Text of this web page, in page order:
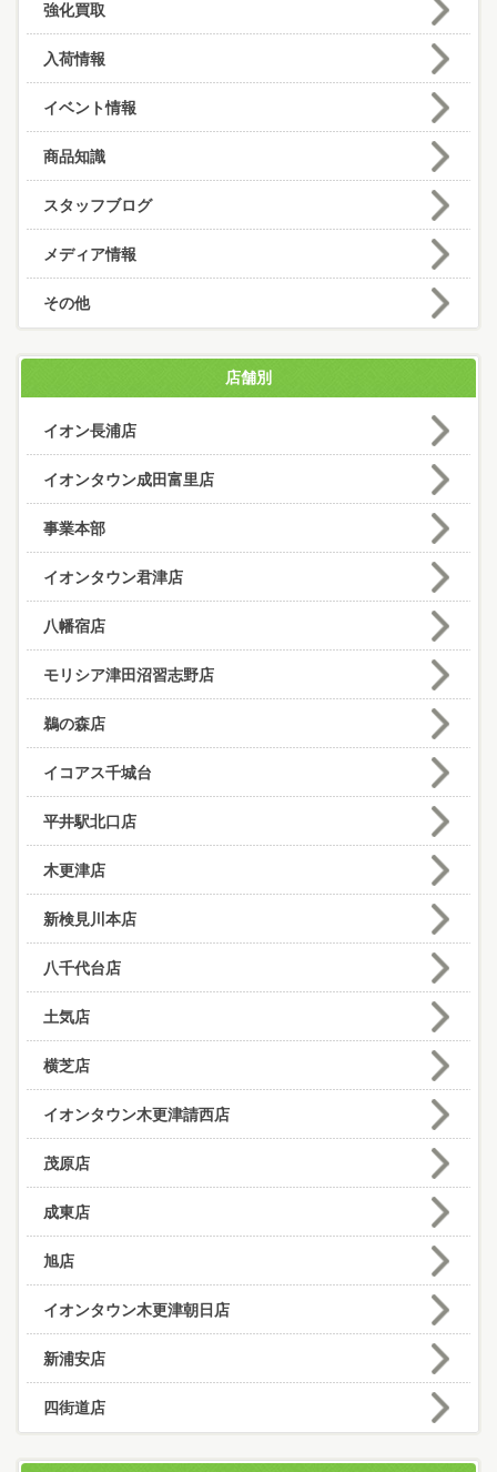
強化買取
入荷情報
イベント情報
商品知識
スタッフブログ
メディア情報
その他
店舗別
イオン長浦店
イオンタウン成田富里店
事業本部
イオンタウン君津店
八幡宿店
モリシア津田沼習志野店
鵜の森店
イコアス千城台
平井駅北口店
木更津店
新検見川本店
八千代台店
土気店
横芝店
イオンタウン木更津請西店
茂原店
成東店
旭店
イオンタウン木更津朝日店
新浦安店
四街道店